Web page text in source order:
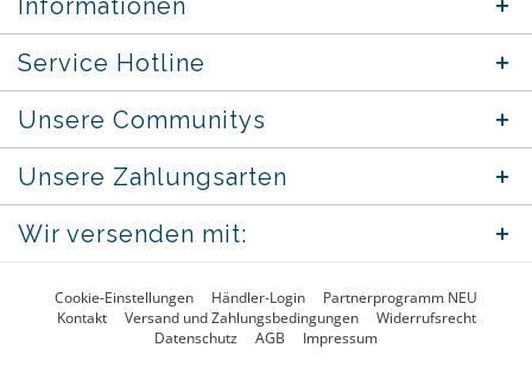
Informationen
Service Hotline
Unsere Communitys
Unsere Zahlungsarten
Wir versenden mit:
Cookie-Einstellungen Händler-Login
Partnerprogramm NEU
Kontakt
Versand und Zahlungsbedingungen
Widerrufsrecht
Datenschutz
AGB Impressum